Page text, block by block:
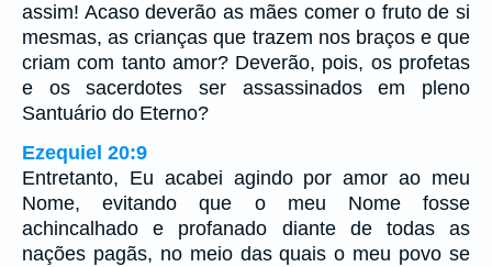
assim! Acaso deverão as mães comer o fruto de si
mesmas, as crianças que trazem nos braços e que
criam com tanto amor? Deverão, pois, os profetas
e os sacerdotes ser assassinados em pleno
Santuário do Eterno?
Ezequiel 20:9
Entretanto, Eu acabei agindo por amor ao meu
Nome, evitando que o meu Nome fosse
achincalhado e profanado diante de todas as
nações pagãs, no meio das quais o meu povo se